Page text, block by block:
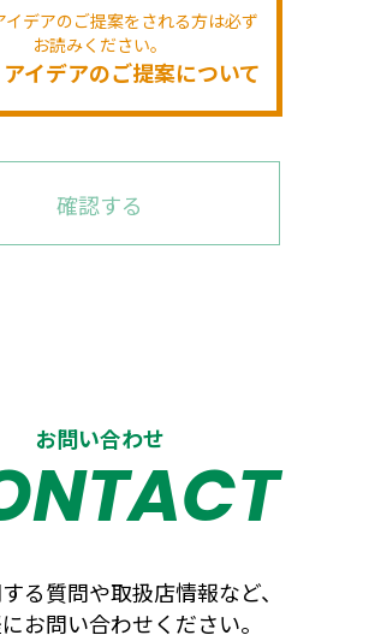
イデアのご提案をされる方は必ず
お読みください。
イデアのご提案について
お問い合わせ
る質問や取扱店情報など、
お問い合わせください。